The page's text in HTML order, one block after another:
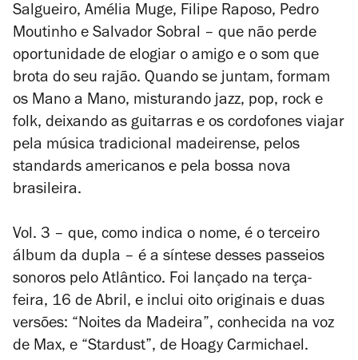
Salgueiro, Amélia Muge, Filipe Raposo, Pedro
Moutinho e Salvador Sobral – que não perde
oportunidade de elogiar o amigo e o som que
brota do seu rajão. Quando se juntam, formam
os Mano a Mano, misturando jazz, pop, rock e
folk, deixando as guitarras e os cordofones viajar
pela música tradicional madeirense, pelos
standards americanos e pela bossa nova
brasileira.
Vol. 3 – que, como indica o nome, é o terceiro
álbum da dupla – é a síntese desses passeios
sonoros pelo Atlântico. Foi lançado na terça-
feira, 16 de Abril, e inclui oito originais e duas
versões: “Noites da Madeira”, conhecida na voz
de Max, e “Stardust”, de Hoagy Carmichael.